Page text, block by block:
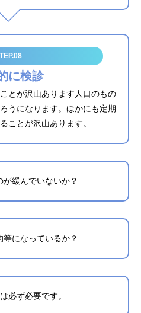
に検診
とが沢山あります人口のもの
うになります。ほかにも定期
ことが沢山あります。
が緩んでいないか？
になっているか？
必ず必要です。